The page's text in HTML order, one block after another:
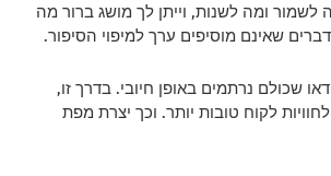
לשמור ומה לשנות, וייתן לך מושג ברור מה
שאינם מוסיפים ערך למיפוי הסיפור.
שכולם נרתמים באופן חיובי. בדרך זו,
לקוח טובות יותר. וכך יצרת מפת